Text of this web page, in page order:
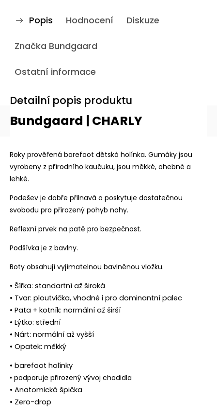
Popis Hodnocení Diskuze
Značka Bundgaard
Ostatní informace
Detailní popis produktu
Bundgaard | CHARLY
Roky prověřená barefoot dětská holínka. Gumáky jsou
vyrobeny z přírodního kaučuku, jsou měkké, ohebné a
lehké.
Podešev je dobře přilnavá a poskytuje dostatečnou
svobodu pro přirozený pohyb nohy.
Reflexní prvek na patě pro bezpečnost.
Podšívka je z bavlny.
Boty obsahují vyjímatelnou bavlněnou vložku.
• Šířka: standartní až široká
• Tvar: ploutvička, vhodné i pro dominantní palec
• Pata + kotník: normální až širší
• Lýtko: střední
• Nárt: normální až vyšší
• Opatek: měkký
• barefoot holínky
• podporuje přirozený vývoj chodidla
• Anatomická špička
• Zero-drop